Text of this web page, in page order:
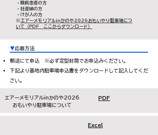
・難病患者の方
・妊産婦の方
・けが人の方
​※エアーメモリアルinかのや2026おもいやり駐車場につ
いて（PDF ここからダウンロード）
▼応募方法
郵送にて申込 ※必ず定型封筒でお申込みください。
下記より基地内駐車場申込書をダウンロードして記入してくだ
さい。
​エアーメモリアルinかのや2026
​おもいやり駐車場について
PDF
Excel